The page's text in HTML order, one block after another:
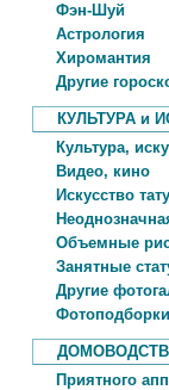
Фэн-Шуй
Астрология
Хиромантия
Другие
КУЛЬТУРА и
Культура,
Видео, кино
Искусство
Объемные
Занятные
Другие
Фотоподборки
Приятного